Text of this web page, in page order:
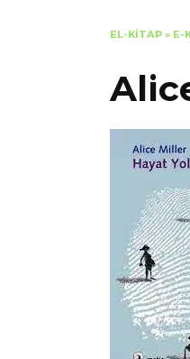
EL-KITAP » E-